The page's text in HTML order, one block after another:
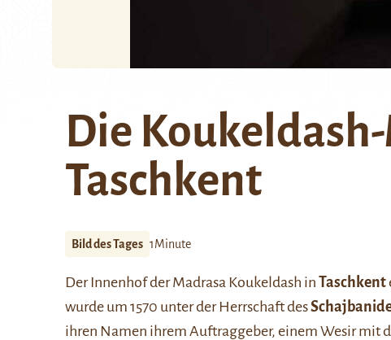
Die
Taschkent
Bild des Tages 1Minute
Der Innenhof der Madrasa Koukeldash in Taschkent
wurde um 1570 unter der Herrschaft des
ihren Namen ihrem Auftraggeber, einem Wesir mit